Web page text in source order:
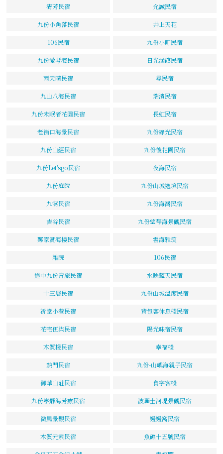
清芳民宿 允誠民宿
九份小角落民宿 井上天花
106民宿 九份小町民宿
九份愛琴海民宿 日光涵館民宿
雨天晴民宿 尋民宿
九山八海民宿 瑞濱民宿
九份未眠者花園民宿 長虹民宿
老街口海景民宿 九份綠光民宿
九份山經民宿 九份後花園民宿
九份Let'sgo民宿 夜海民宿
九份庭院 九份山城逸境民宿
九窩民宿 九份海灣民宿
吉谷民宿 九份望琴海景觀民宿
鄭家賞海樓民宿 雲海雅筑
雜院 106民宿
途中九份青旅民宿 水映藍天民宿
十三層民宿 九份山城溫度民宿
祈堂小巷民宿 背包客休息棧民宿
花宅伍柒民宿 陽光味宿民宿
木質棧民宿 幸福棧
熱門民宿 九份-山嶼海親子民宿
御華山莊民宿 食字客棧
九份寧靜海芳療民宿 波麗士河堤景觀民宿
微風景觀民宿 嫚嫚窩民宿
木質元素民宿 魚礁十五號民宿